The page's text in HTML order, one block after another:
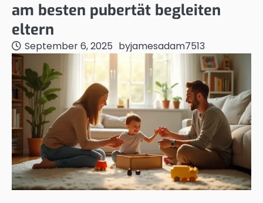
am besten pubertät begleiten
eltern
September 6, 2025 byjamesadam7513